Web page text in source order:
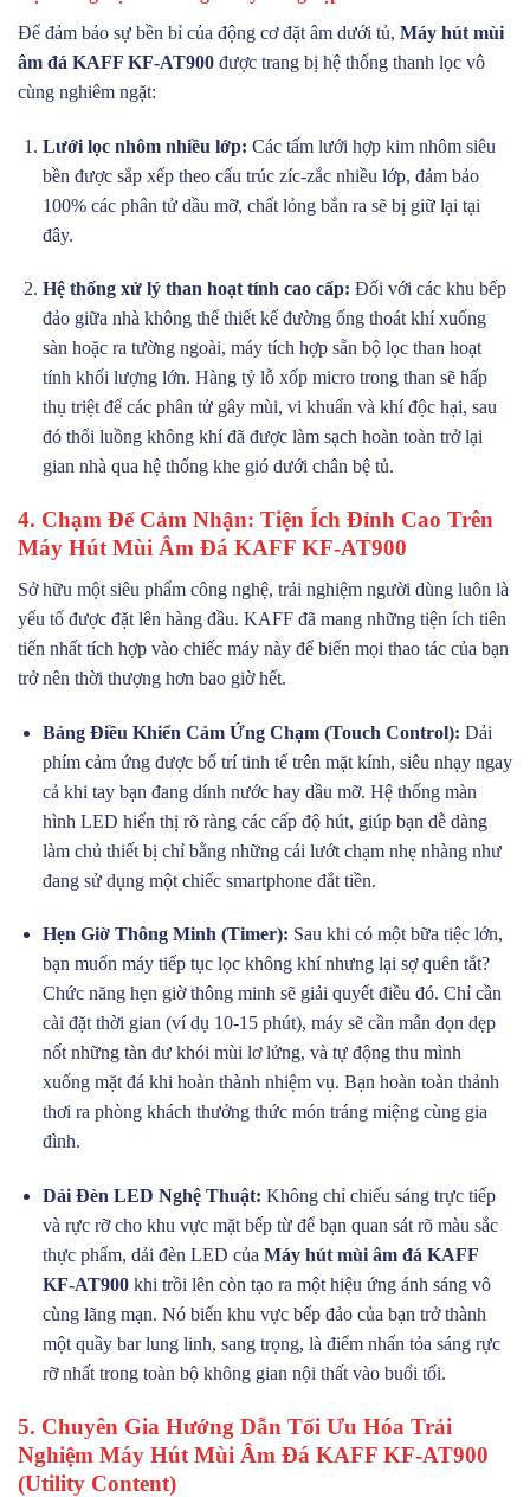
Để đảm bảo sự bền bỉ của động cơ đặt âm dưới tủ, Máy hút mùi
âm đá KAFF KF-AT900 được trang bị hệ thống thanh lọc vô
cùng nghiêm ngặt:
Lưới lọc nhôm nhiều lớp: Các tấm lưới hợp kim nhôm siêu
bền được sắp xếp theo cấu trúc zíc-zắc nhiều lớp, đảm bảo
100% các phân tử dầu mỡ, chất lỏng bắn ra sẽ bị giữ lại tại
đây.
Hệ thống xử lý than hoạt tính cao cấp: Đối với các khu bếp
đảo giữa nhà không thể thiết kế đường ống thoát khí xuống
sàn hoặc ra tường ngoài, máy tích hợp sẵn bộ lọc than hoạt
tính khối lượng lớn. Hàng tỷ lỗ xốp micro trong than sẽ hấp
thụ triệt để các phân tử gây mùi, vi khuẩn và khí độc hại, sau
đó thổi luồng không khí đã được làm sạch hoàn toàn trở lại
gian nhà qua hệ thống khe gió dưới chân bệ tủ.
4. Chạm Để Cảm Nhận: Tiện Ích Đỉnh Cao Trên
Máy Hút Mùi Âm Đá KAFF KF-AT900
Sở hữu một siêu phẩm công nghệ, trải nghiệm người dùng luôn là
yếu tố được đặt lên hàng đầu. KAFF đã mang những tiện ích tiên
tiến nhất tích hợp vào chiếc máy này để biến mọi thao tác của bạn
trở nên thời thượng hơn bao giờ hết.
Bảng Điều Khiển Cảm Ứng Chạm (Touch Control): Dải
phím cảm ứng được bố trí tinh tế trên mặt kính, siêu nhạy ngay
cả khi tay bạn đang dính nước hay dầu mỡ. Hệ thống màn
hình LED hiển thị rõ ràng các cấp độ hút, giúp bạn dễ dàng
làm chủ thiết bị chỉ bằng những cái lướt chạm nhẹ nhàng như
đang sử dụng một chiếc smartphone đắt tiền.
Hẹn Giờ Thông Minh (Timer): Sau khi có một bữa tiệc lớn,
bạn muốn máy tiếp tục lọc không khí nhưng lại sợ quên tắt?
Chức năng hẹn giờ thông minh sẽ giải quyết điều đó. Chỉ cần
cài đặt thời gian (ví dụ 10-15 phút), máy sẽ cần mẫn dọn dẹp
nốt những tàn dư khói mùi lơ lửng, và tự động thu mình
xuống mặt đá khi hoàn thành nhiệm vụ. Bạn hoàn toàn thảnh
thơi ra phòng khách thưởng thức món tráng miệng cùng gia
đình.
Dải Đèn LED Nghệ Thuật: Không chỉ chiếu sáng trực tiếp
và rực rỡ cho khu vực mặt bếp từ để bạn quan sát rõ màu sắc
thực phẩm, dải đèn LED của Máy hút mùi âm đá KAFF
KF-AT900khi trồi lên còn tạo ra một hiệu ứng ánh sáng vô
cùng lãng mạn. Nó biến khu vực bếp đảo của bạn trở thành
một quầy bar lung linh, sang trọng, là điểm nhấn tỏa sáng rực
rỡ nhất trong toàn bộ không gian nội thất vào buổi tối.
5. Chuyên Gia Hướng Dẫn Tối Ưu Hóa Trải
Nghiệm Máy Hút Mùi Âm Đá KAFF KF-AT900
(Utility Content)